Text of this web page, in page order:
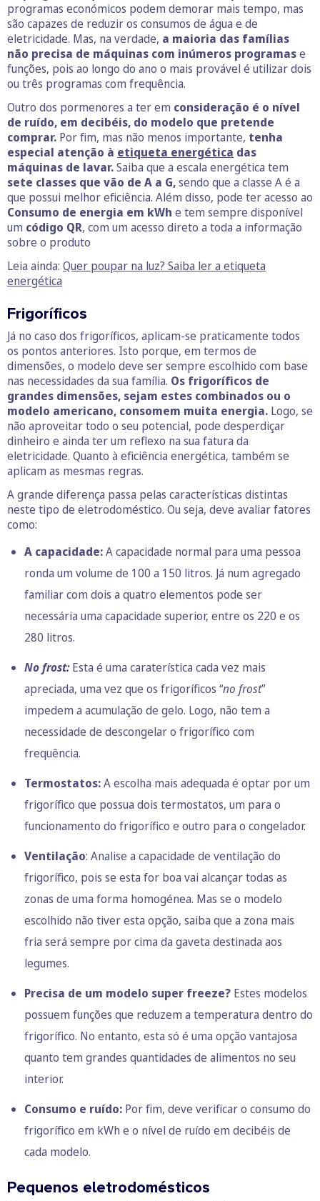
programas económicos podem demorar mais tempo, mas
são capazes de reduzir os consumos de água e de
eletricidade. Mas, na verdade, a maioria das famílias
não precisa de máquinas com inúmeros programase
funções, pois ao longo do ano o mais provável é utilizar dois
ou três programas com frequência.
Outro dos pormenores a ter em consideração é o nível
de ruído, em decibéis, do modelo que pretende
comprar. Por fim, mas não menos importante, tenha
especial atenção à etiqueta energética das
máquinas de lavar.Saiba que a escala energética tem
sete classes que vão de A a G,sendo que a classe A é a
que possui melhor eficiência. Além disso, pode ter acesso ao
Consumo de energia em kWh e tem sempre disponível
um código QR, com um acesso direto a toda a informação
sobre o produto
Leia ainda: Quer poupar na luz? Saiba ler a etiqueta
energética
Frigoríficos
Já no caso dos frigoríficos, aplicam-se praticamente todos
os pontos anteriores. Isto porque, em termos de
dimensões, o modelo deve ser sempre escolhido com base
nas necessidades da sua família. Os frigoríficos de
grandes dimensões, sejam estes combinados ou o
modelo americano, consomem muita energia. Logo, se
não aproveitar todo o seu potencial, pode desperdiçar
dinheiro e ainda ter um reflexo na sua fatura da
eletricidade. Quanto à eficiência energética, também se
aplicam as mesmas regras.
A grande diferença passa pelas características distintas
neste tipo de eletrodoméstico. Ou seja, deve avaliar fatores
como:
A capacidade:A capacidade normal para uma pessoa
ronda um volume de 100 a 150 litros. Já num agregado
familiar com dois a quatro elementos pode ser
necessária uma capacidade superior, entre os 220 e os
280 litros.
No frost:Esta é uma caraterística cada vez mais
apreciada, uma vez que os frigoríficos “no frost”
impedem a acumulação de gelo. Logo, não tem a
necessidade de descongelar o frigorífico com
frequência.
Termostatos:A escolha mais adequada é optar por um
frigorífico que possua dois termostatos, um para o
funcionamento do frigorífico e outro para o congelador.
Ventilação: Analise a capacidade de ventilação do
frigorífico, pois se esta for boa vai alcançar todas as
zonas de uma forma homogénea. Mas se o modelo
escolhido não tiver esta opção, saiba que a zona mais
fria será sempre por cima da gaveta destinada aos
legumes.
Precisa de um modelo super freeze? Estes modelos
possuem funções que reduzem a temperatura dentro do
frigorífico. No entanto, esta só é uma opção vantajosa
quanto tem grandes quantidades de alimentos no seu
interior.
Consumo e ruído: Por fim, deve verificar o consumo do
frigorífico em kWh e o nível de ruído em decibéis de
cada modelo.
Pequenos eletrodomésticos